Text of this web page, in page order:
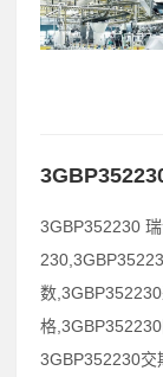
3GBP352230
数
格
3GBP352230交